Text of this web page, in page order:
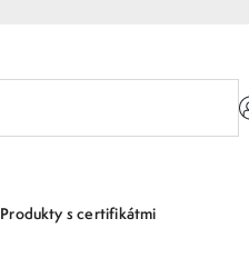
Produkty s certifikátmi